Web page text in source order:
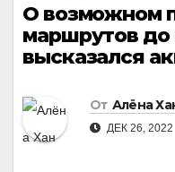
О возможном
маршрутов
высказался
От Алёна
ДЕК 26, 2022